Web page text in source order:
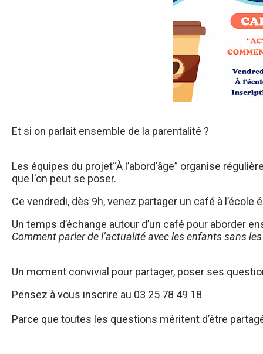
Et si on parlait ensemble de la parentalité ?
Les équipes du projet“À l’abord’âge” organise
que l'on peut se poser.
Ce vendredi, dès 9h, venez partager un café à l’école
Un temps d’échange autour d’un café pour aborder
Comment parler de l’actualité avec les enfants sans
Un moment convivial pour partager, poser ses
Pensez à vous inscrire au 03 25 78 49 18
Parce que toutes les questions méritent d’être